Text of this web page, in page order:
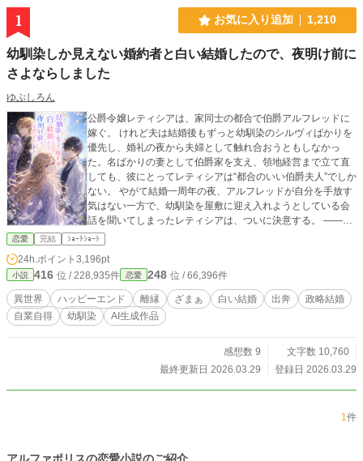
1 お気に入り追加 1,210
幼馴染しか見えない婚約者と白い結婚したので、夜明け前に
さよならしました
ゆぷしろん
公爵令嬢レティシアは、家同士の都合で伯爵アルフレッドに
嫁ぐ。 けれど夫は結婚後もずっと幼馴染のシルヴィばかりを
優先し、婚礼の夜から夫婦として触れ合おうともしなかっ
た。名ばかりの妻として伯爵家を支え、領地経営まで立て直
しても、彼にとってレティシアは“都合のいい伯爵夫人”でしか
ない。 やがて結婚一周年の夜、アルフレッドが自分を手放す
気はない一方で、幼馴染を屋敷に迎え入れようとしている会
話を聞いてしまったレティシアは、ついに決意する。 ――も
う、この結婚には見切りをつけよう。 夜明け前、彼女は離縁
の準備を整え、伯爵邸を出奔。 身を寄せた北の港町で薬舗を
手伝いながら、自分の力で生きる穏やかな日々を手に入れて
いく。そこで出会ったのは、身分ではなく一人の女性として
彼女を尊重してくれる青年医師ノアだった。 一方、都合よく
尽くしてくれる妻を失ったアルフレッドは、ようやく自分が
何を失ったのかを思い知ることになる。 幼馴染ばかりを優先
が新天地で本当の幸せを掴む、離縁から始まる逆転ラブスト
恋愛 完結 ｼｮｰﾄｼｮｰﾄ
24h.ポイント 3,196pt
小説 416 位 / 228,935件 恋愛 248 位 / 66,396件
異世界 ハッピーエンド 離縁 ざまぁ 白い結婚 出奔
政略結婚
自業自得
幼馴染 AI生成作品
感想数 9
文字数 10,760
最終更新日 2026.03.29
登録日 2026.03.29
1件